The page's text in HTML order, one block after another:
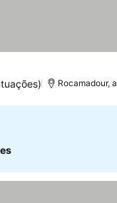
Rocamadour,